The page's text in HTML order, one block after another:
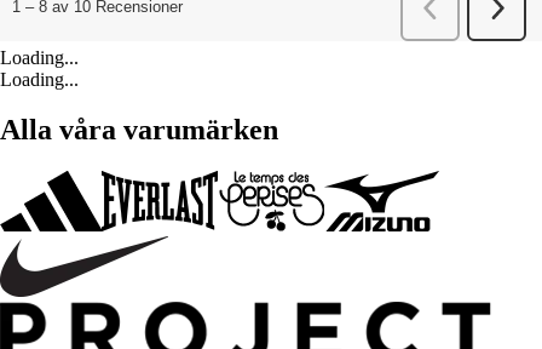
Loading...
Loading...
Alla våra varumärken